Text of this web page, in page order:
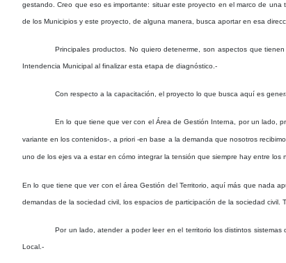
gestando. Creo que eso es importante: situar este proyecto en el marco de
de los Municipios y este proyecto, de alguna manera, busca aportar en esa
Principales productos. No quiero detenerme, son aspectos que
Intendencia Municipal al finalizar esta etapa de diagnóstico.-
Con respecto a la capacitación, el proyecto lo que busca aquí es
En lo que tiene que ver con el Área de Gestión Interna, por un lado,
variante en los contenidos-, a priori -en base a la demanda que nosotros
uno de los ejes va a estar en cómo integrar la tensión que siempre hay entre los
En lo que tiene que ver con el área Gestión del Territorio, aquí más que nada
demandas de la sociedad civil, los espacios de participación de la sociedad
Por un lado, atender a poder leer en el territorio los distintos
Local.-